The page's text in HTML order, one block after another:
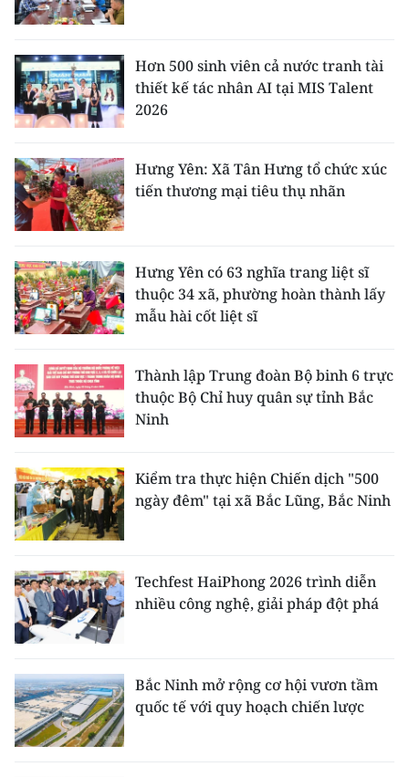
Hơn 500 sinh viên cả nước tranh tài
thiết kế tác nhân AI tại MIS Talent
2026
Hưng Yên: Xã Tân Hưng tổ chức xúc
tiến thương mại tiêu thụ nhãn
Hưng Yên có 63 nghĩa trang liệt sĩ
thuộc 34 xã, phường hoàn thành lấy
mẫu hài cốt liệt sĩ
Thành lập Trung đoàn Bộ binh 6 trực
thuộc Bộ Chỉ huy quân sự tỉnh Bắc
Ninh
Kiểm tra thực hiện Chiến dịch "500
ngày đêm" tại xã Bắc Lũng, Bắc Ninh
Techfest HaiPhong 2026 trình diễn
nhiều công nghệ, giải pháp đột phá
Bắc Ninh mở rộng cơ hội vươn tầm
quốc tế với quy hoạch chiến lược